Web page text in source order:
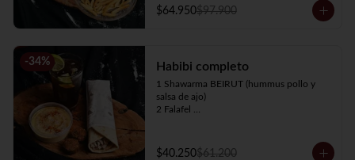
$64.950$97.900
-34% Habibi completo
1 Shawarma BEIRUT (hummus pollo y
salsa de ajo)
2 Falafel
$40.250$61.200